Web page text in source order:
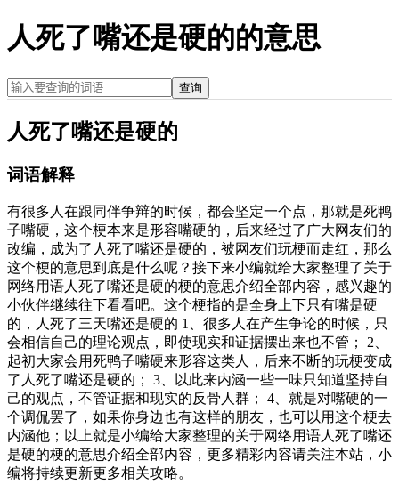
人死了嘴还是硬的的意思
查询
人死了嘴还是硬的
词语解释
有很多人在跟同伴争辩的时候，都会坚定一个点，那就是死鸭
子嘴硬，这个梗本来是形容嘴硬的，后来经过了广大网友们的
改编，成为了人死了嘴还是硬的，被网友们玩梗而走红，那么
这个梗的意思到底是什么呢？接下来小编就给大家整理了关于
网络用语人死了嘴还是硬的梗的意思介绍全部内容，感兴趣的
小伙伴继续往下看看吧。这个梗指的是全身上下只有嘴是硬
的，人死了三天嘴还是硬的 1、很多人在产生争论的时候，只
会相信自己的理论观点，即使现实和证据摆出来也不管； 2、
起初大家会用死鸭子嘴硬来形容这类人，后来不断的玩梗变成
了人死了嘴还是硬的； 3、以此来内涵一些一味只知道坚持自
己的观点，不管证据和现实的反骨人群； 4、就是对嘴硬的一
个调侃罢了，如果你身边也有这样的朋友，也可以用这个梗去
内涵他；以上就是小编给大家整理的关于网络用语人死了嘴还
是硬的梗的意思介绍全部内容，更多精彩内容请关注本站，小
编将持续更新更多相关攻略。